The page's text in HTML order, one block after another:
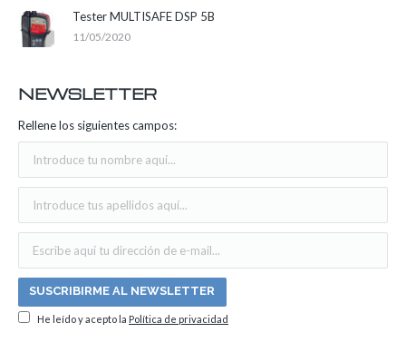
Tester MULTISAFE DSP 5B
11/05/2020
NEWSLETTER
Rellene los siguientes campos:
He leído y acepto la Política de privacidad